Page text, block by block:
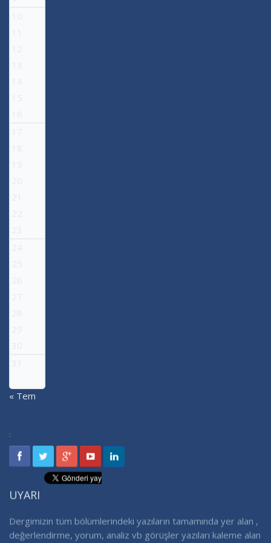
10
11
12
13
14
15
16
17
18
19
20
21
22
23
24
25
26
27
28
29
30
31
« Tem
:
UYARI
Dergimizin tüm bölümlerindeki yazıların tamamında yer alan ,
değerlendirme, yorum, analiz vb görüşler yazıları kaleme alan